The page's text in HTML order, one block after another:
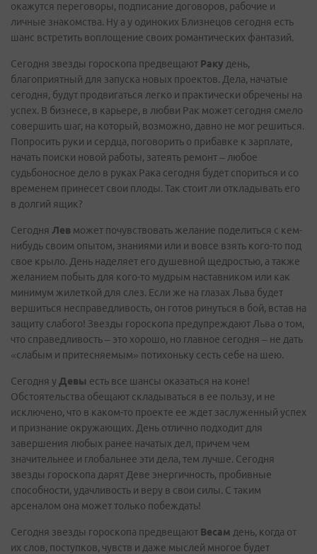
окажутся переговоры, подписание договоров, рабочие и
личные знакомства. Ну а у одиноких Близнецов сегодня есть
шанс встретить воплощение своих романтических фантазий.
Сегодня звезды гороскопа предвещают Раку день,
благоприятный для запуска новых проектов. Дела, начатые
сегодня, будут продвигаться легко и практически обречены на
успех. В бизнесе, в карьере, в любви Рак может сегодня смело
совершить шаг, на который, возможно, давно не мог решиться.
Попросить руки и сердца, поговорить о прибавке к зарплате,
начать поиски новой работы, затеять ремонт – любое
судьбоносное дело в руках Рака сегодня будет спориться и со
временем принесет свои плоды. Так стоит ли откладывать его
в долгий ящик?
Сегодня Лев может почувствовать желание поделиться с кем-
нибудь своим опытом, знаниями или и вовсе взять кого-то под
свое крыло. День наделяет его душевной щедростью, а также
желанием побыть для кого-то мудрым наставником или как
минимум жилеткой для слез. Если же на глазах Льва будет
вершиться несправедливость, он готов ринуться в бой, встав на
защиту слабого! Звезды гороскопа предупреждают Льва о том,
что справедливость – это хорошо, но главное сегодня – не дать
«слабым и притесняемым» потихоньку сесть себе на шею.
Сегодня уДевы есть все шансы оказаться на коне!
Обстоятельства обещают складываться в ее пользу, и не
исключено, что в каком-то проекте ее ждет заслуженный успех
и признание окружающих. День отлично подходит для
завершения любых ранее начатых дел, причем чем
значительнее и глобальнее эти дела, тем лучше. Сегодня
звезды гороскопа дарят Деве энергичность, пробивные
способности, удачливость и веру в свои силы. С таким
арсеналом она может только побеждать!
Сегодня звезды гороскопа предвещают Весам день, когда от
их слов, поступков, чувств и даже мыслей многое будет